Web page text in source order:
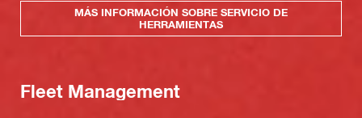
MÁS INFORMACIÓN SOBRE SERVICIO DE
HERRAMIENTAS
Fleet Management